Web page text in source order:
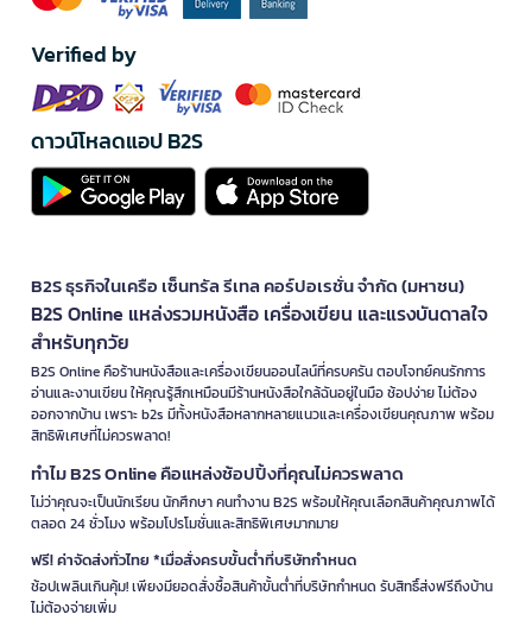
Verified by
ดาวน์โหลดแอป B2S
B2S ธุรกิจในเครือ เซ็นทรัล รีเทล คอร์ปอเรชั่น จำกัด (มหาชน)
B2S Online แหล่งรวมหนังสือ เครื่องเขียน และแรงบันดาลใจ
สำหรับทุกวัย
B2S Online คือร้านหนังสือและเครื่องเขียนออนไลน์ที่ครบครัน ตอบโจทย์คนรักการ
อ่านและงานเขียน ให้คุณรู้สึกเหมือนมีร้านหนังสือใกล้ฉันอยู่ในมือ ช้อปง่าย ไม่ต้อง
ออกจากบ้าน เพราะ b2s มีทั้งหนังสือหลากหลายแนวและเครื่องเขียนคุณภาพ พร้อม
สิทธิพิเศษที่ไม่ควรพลาด!
ทำไม B2S Online คือแหล่งช้อปปิ้งที่คุณไม่ควรพลาด
ไม่ว่าคุณจะเป็นนักเรียน นักศึกษา คนทำงาน B2S พร้อมให้คุณเลือกสินค้าคุณภาพได้
ตลอด 24 ชั่วโมง พร้อมโปรโมชั่นและสิทธิพิเศษมากมาย
ฟรี! ค่าจัดส่งทั่วไทย *เมื่อสั่งครบขั้นต่ำที่บริษัทกำหนด
ช้อปเพลินเกินคุ้ม! เพียงมียอดสั่งซื้อสินค้าขั้นต่ำที่บริษัทกำหนด รับสิทธิ์ส่งฟรีถึงบ้าน
ไม่ต้องจ่ายเพิ่ม